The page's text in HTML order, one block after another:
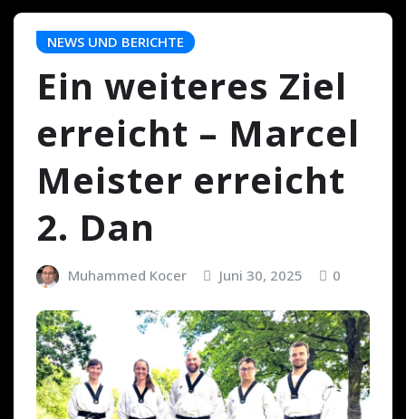
NEWS UND BERICHTE
Ein weiteres Ziel
erreicht – Marcel
Meister erreicht
2. Dan
Muhammed Kocer Juni 30, 2025 0